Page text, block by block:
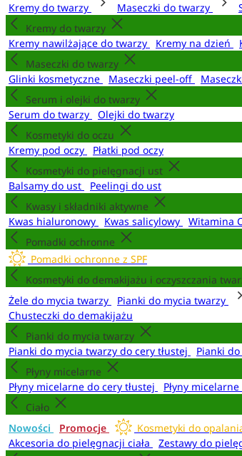
Kremy do twarzy
Maseczki do twarzy
Kremy do twarzy
Kremy nawilżające do twarzy
Kremy na dzień
Maseczki do twarzy
Glinki kosmetyczne
Maseczki peel-off
Serum i olejki do twarzy
Serum do twarzy
Olejki do twarzy
Kosmetyki do oczu
Kremy pod oczy
Płatki pod oczy
Kosmetyki do pielęgnacji ust
Balsamy do ust
Peelingi do ust
Kwasy i składniki aktywne
Kwas hialuronowy
Kwas salicylowy Witamina
Pomadki ochronne
Pomadki ochronne z SPF
Kosmetyki do demakijażu i oczyszczania
Żele do mycia twarzy
Pianki do mycia twarzy
Chusteczki do demakijażu
Pianki do mycia twarzy
Pianki do mycia twarzy do cery tłustej
Pianki
Płyny micelarne
Płyny micelarne do cery tłustej
Płyny
Ciało
Nowości
Promocje Kosmetyki do
Akcesoria do pielęgnacji ciała
Zestawy do